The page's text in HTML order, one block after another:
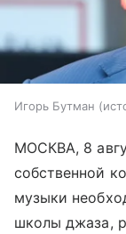
Игорь Бутман
МОСКВА, 8
собственной
музыки
школы джаза,